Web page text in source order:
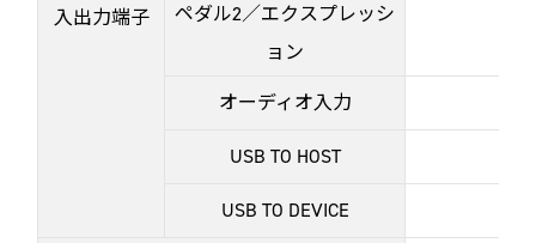
入出力端子
ペダル2／エクスプレッシ
ョン
オーディオ入力
USB TO HOST
USB TO DEVICE